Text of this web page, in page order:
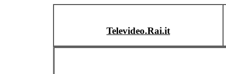
Televideo.Rai.it